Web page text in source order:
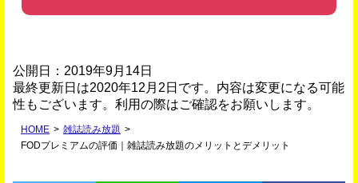
公開日：2019年9月14日
最終更新日は2020年12月2日です。内容は変更になる可能
性もございます。利用の際はご確認をお願いします。
HOME > 雑誌読み放題 >
FODプレミアムの評価｜雑誌読み放題のメリットとデメリット